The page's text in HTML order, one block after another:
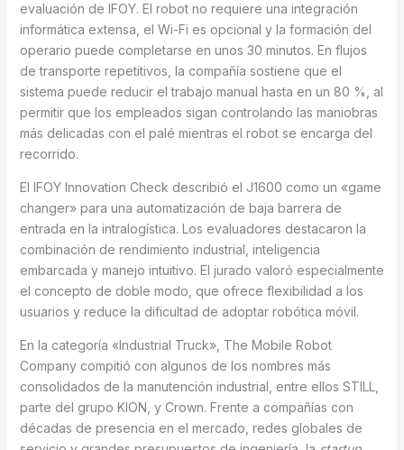
evaluación de IFOY. El robot no requiere una integración
informática extensa, el Wi-Fi es opcional y la formación del
operario puede completarse en unos 30 minutos. En flujos
de transporte repetitivos, la compañía sostiene que el
sistema puede reducir el trabajo manual hasta en un 80 %, al
permitir que los empleados sigan controlando las maniobras
más delicadas con el palé mientras el robot se encarga del
recorrido.
El IFOY Innovation Check describió el J1600 como un «game
changer» para una automatización de baja barrera de
entrada en la intralogística. Los evaluadores destacaron la
combinación de rendimiento industrial, inteligencia
embarcada y manejo intuitivo. El jurado valoró especialmente
el concepto de doble modo, que ofrece flexibilidad a los
usuarios y reduce la dificultad de adoptar robótica móvil.
En la categoría «Industrial Truck», The Mobile Robot
Company compitió con algunos de los nombres más
consolidados de la manutención industrial, entre ellos STILL,
parte del grupo KION, y Crown. Frente a compañías con
décadas de presencia en el mercado, redes globales de